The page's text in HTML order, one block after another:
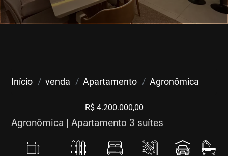
Início venda Apartamento Agronômica
R$ 4.200.000,00
Agronômica | Apartamento 3 suítes